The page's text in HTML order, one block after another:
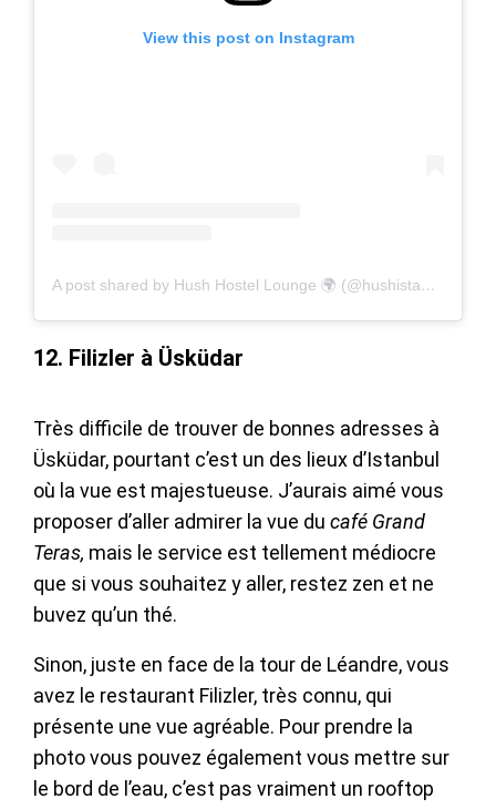
View this post on Instagram
A post shared by Hush Hostel Lounge 🌍 (@hushistanbul)
12. Filizler à Üsküdar
Très difficile de trouver de bonnes adresses à
Üsküdar, pourtant c’est un des lieux d’Istanbul
où la vue est majestueuse. J’aurais aimé vous
proposer d’aller admirer la vue du café Grand
Teras, mais le service est tellement médiocre
que si vous souhaitez y aller, restez zen et ne
buvez qu’un thé.
Sinon, juste en face de la tour de Léandre, vous
avez le restaurant Filizler, très connu, qui
présente une vue agréable. Pour prendre la
photo vous pouvez également vous mettre sur
le bord de l’eau, c’est pas vraiment un rooftop